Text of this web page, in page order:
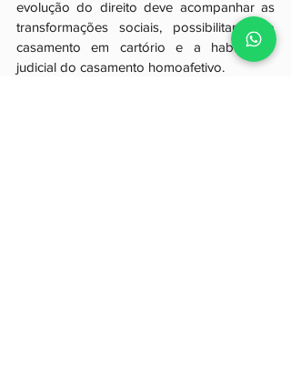
evolução do direito deve acompanhar as
transformações sociais, possibilitando o
casamento em cartório e a habilitação
judicial do casamento homoafetivo.